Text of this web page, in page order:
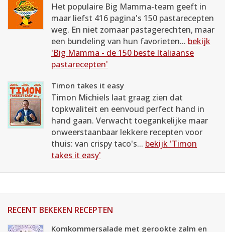
Het populaire Big Mamma-team geeft in
maar liefst 416 pagina's 150 pastarecepten
weg. En niet zomaar pastagerechten, maar
een bundeling van hun favorieten... bekijk
'Big Mamma - de 150 beste Italiaanse
pastarecepten'
Timon takes it easy
Timon Michiels laat graag zien dat
topkwaliteit en eenvoud perfect hand in
hand gaan. Verwacht toegankelijke maar
onweerstaanbaar lekkere recepten voor
thuis: van crispy taco's... bekijk 'Timon
takes it easy'
RECENT BEKEKEN RECEPTEN
Komkommersalade met gerookte zalm en